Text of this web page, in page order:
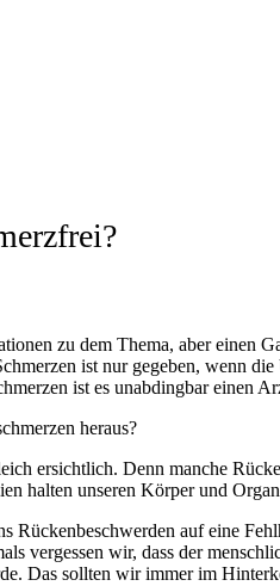
zu dem Thema, aber einen
ist nur gegeben, wenn
ist es unabdingbar einen
heraus?
ersichtlich. Denn manche
halten unseren Körper und
Rückenbeschwerden auf eine
vergessen wir, dass der
Das sollten wir immer im